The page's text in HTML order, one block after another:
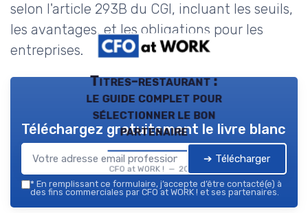
selon l'article 293B du CGI, incluant les seuils,
les avantages, et les obligations pour les
entreprises.
Titres-restaurant :
le guide complet pour
sélectionner le bon
partenaire
CFO at WORK ! — 2026
Téléchargez gratuitement le livre blanc
➔ Télécharger
* En remplissant ce formulaire, j’accepte d’être contacté(e) à
des fins commerciales par CFO at WORK ! et ses partenaires.